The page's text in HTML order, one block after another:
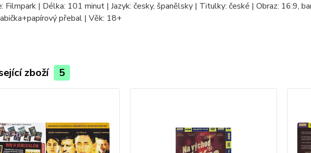
Filmpark | Délka: 101 minut | Jazyk: česky, španělsky | Titulky: české | Obraz: 16:9,
přebal | Věk: 18+
zboží 5